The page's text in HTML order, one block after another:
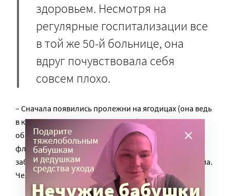
здоровьем. Несмотря на
регулярные госпитализации все
в той же 50-й больнице, она
вдруг почувствовала себя
совсем плохо.
– Сначала появились пролежни на ягодицах (она ведь
в коляске передвигалась по дому), хотя я тщательно
обрабатывал все проблемные места. А потом и
флегмона у нее развилась. Это такое гнойное
заболевание, причем не снаружи, а внутри организма.
Человек как бы гниет изнутри.